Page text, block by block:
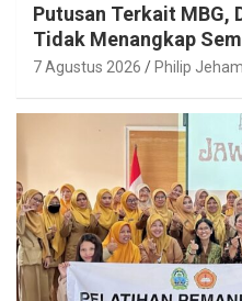
Putusan Terkait MBG,
Tidak Menangkap
7 Agustus 2026 Philip